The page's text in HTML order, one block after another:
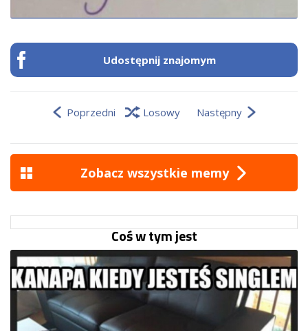
Udostępnij znajomym
Poprzedni Losowy Następny
Zobacz wszystkie memy
Coś w tym jest